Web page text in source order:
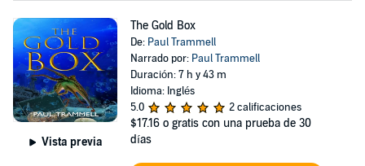
Vista previa
The Gold Box
De: Paul Trammell
Narrado por: Paul Trammell
Duración: 7 h y 43 m
Idioma: Inglés
5.0
2 calificaciones
$17.16 o gratis con una prueba de 30
días